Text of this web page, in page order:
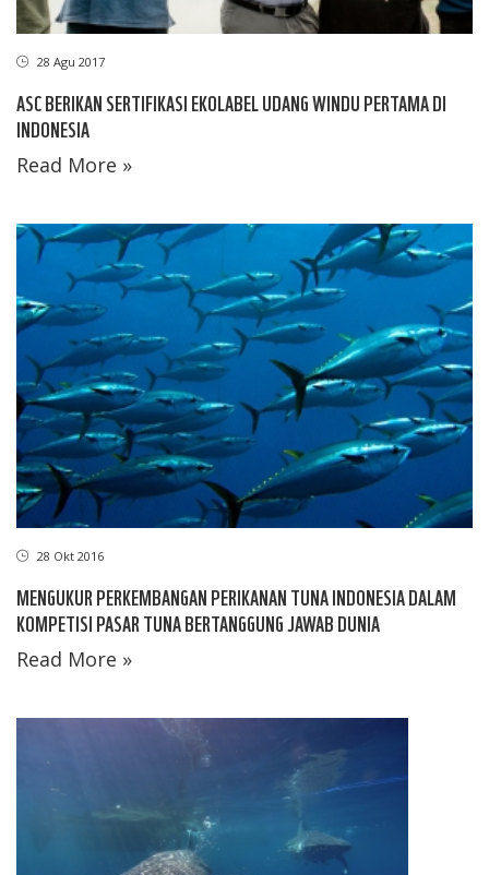
28 Agu 2017
ASC BERIKAN SERTIFIKASI EKOLABEL UDANG WINDU PERTAMA DI
INDONESIA
Read More »
28 Okt 2016
MENGUKUR PERKEMBANGAN PERIKANAN TUNA INDONESIA DALAM
KOMPETISI PASAR TUNA BERTANGGUNG JAWAB DUNIA
Read More »